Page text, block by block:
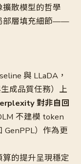
擴散模型的哲學
部層填充細節——
與 LLaDA，
成品質任務）上
對非自回
不建模 token
GenPPL）作為更
的提升呈現穩定